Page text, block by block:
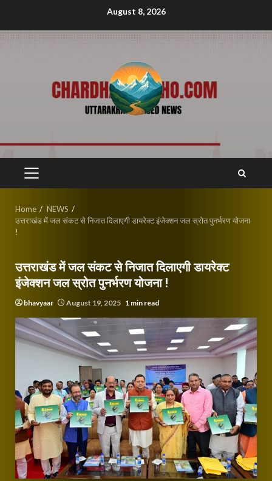
August 8, 2026
PRIMARY
Home
NEWS
उत्तराखंड में जल संकट से निजात दिलाएगी डायरेक्ट इंजेक्शन जल स्रोत पुनर्भरण योजना
!
उत्तराखंड में जल संकट से निजात दिलाएगी डायरेक्ट
इंजेक्शन जल स्रोत पुनर्भरण योजना !
bhavyaar August 19, 2025 1 min read